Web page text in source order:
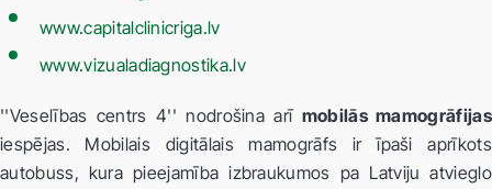
www.capitalclinicriga.lv
www.vizualadiagnostika.lv
''Veselības centrs 4'' nodrošina arī mobilās mamogrāfijas
iespējas. Mobilais digitālais mamogrāfs ir īpaši aprīkots
autobuss, kura pieejamība izbraukumos pa Latviju atvieglo